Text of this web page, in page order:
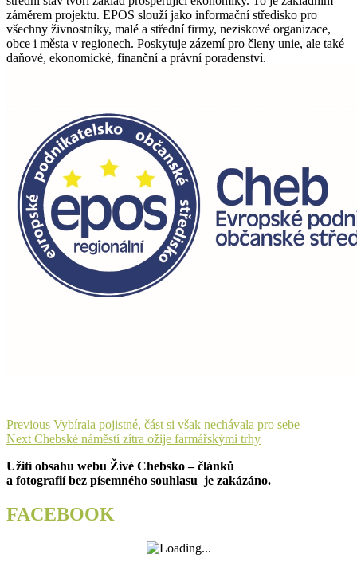
záměrem projektu. EPOS slouží jako informační středisko pro
všechny živnostníky, malé a střední firmy, neziskové organizace,
obce i města v regionech. Poskytuje zázemí pro členy unie, ale také
daňové, ekonomické, finanční a právní poradenství.
Navigace
pro
příspěvek
Previous Previous
post:
Vybírala pojistné, část si však nechávala pro sebe
Next Next
Chebské náměstí zítra ožije farmářskými trhy
Užití obsahu webu Živé Chebsko – článků
a fotografií bez písemného souhlasu je zakázáno.
FACEBOOK